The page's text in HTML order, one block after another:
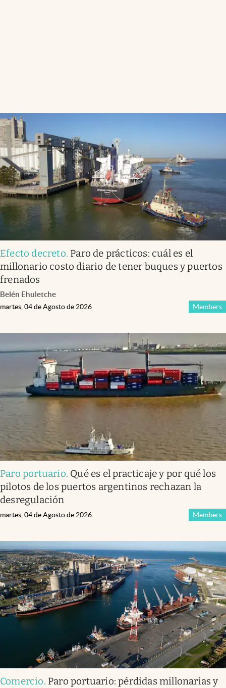
Efecto decreto. Paro de prácticos: cuál es el
millonario costo diario de tener buques y puertos
frenados
Belén Ehuletche
Members
martes, 04 de Agosto de 2026
Paro portuario. Qué es el practicaje y por qué los
pilotos de los puertos argentinos rechazan la
desregulación
Members
martes, 04 de Agosto de 2026
Comercio. Paro portuario: pérdidas millonarias y